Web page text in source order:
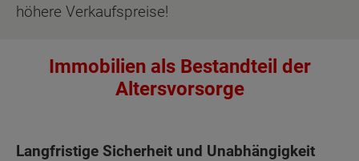
höhere Verkaufspreise!
Immobilien als Bestandteil der
Altersvorsorge
Langfristige Sicherheit und Unabhängigkeit